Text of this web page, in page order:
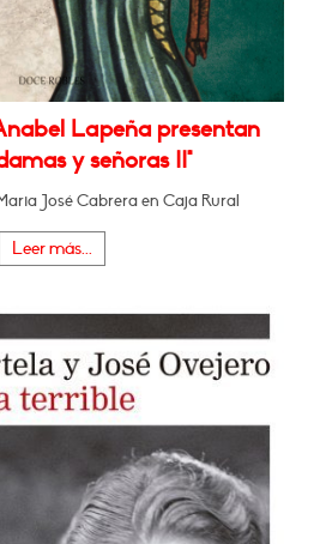
Lapeña presentan
y señoras II"
José Cabrera en Caja Rural
Leer más...